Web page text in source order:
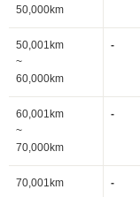
50,000km
50,001km
~
60,000km
-
60,001km
~
70,000km
-
70,001km
-